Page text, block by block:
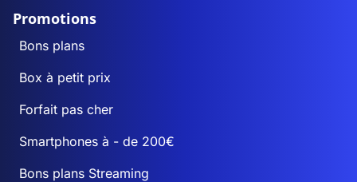
Promotions
Bons plans
Box à petit prix
Forfait pas cher
Smartphones à - de 200€
Bons plans Streaming